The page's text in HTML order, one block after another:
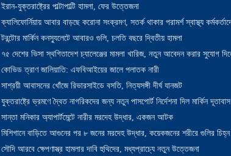
ইরান-যুক্তরাষ্ট্রের পাল্টাপাল্টি হামলা, ফের উত্তেজনা
ক্যালিফোর্নিয়ায় আবার বাড়ছে করোনা সংক্রমণ, সতর্ক থাকার পরামর্শ স্বাস্থ্য
টরন্টোর মার্কিন কনস্যুলেটে আবারও গুলি, চলতি বছরে দ্বিতীয় হামলা
৭৫ দেশের ভিসা স্থগিতাদেশ চ্যালেঞ্জের মামলা খারিজ, নতুন আবেদন করার সুযোগ
কোভিড ত্রাণ জালিয়াতি: এফবিআইয়ের জালে পলাতক নারী
সাশ্রয়ী আবাসনের খোঁজে রিভারসাইডে বসতি, নিত্যসঙ্গী দীর্ঘ যানজট
যুক্তরাষ্ট্রে ভ্রমণে দ্বৈত নাগরিকদের জন্য নতুন পাসপোর্ট নির্দেশনা দিল মার্কিন দূতাবাস
সান্তা মনিকার অ্যাপার্টমেন্টে নারীর মরদেহ উদ্ধার, একজন আটক
মিশিগানে বাড়িতে আগুনের পর ৮ জনের মরদেহ উদ্ধার, কয়েকজনের শরীরে গুলির চিহ্ন
সৌদি আরবে ক্ষেপণাস্ত্র হামলার দাবি হুথিদের, মধ্যপ্রাচ্যে নতুন উত্তেজনা